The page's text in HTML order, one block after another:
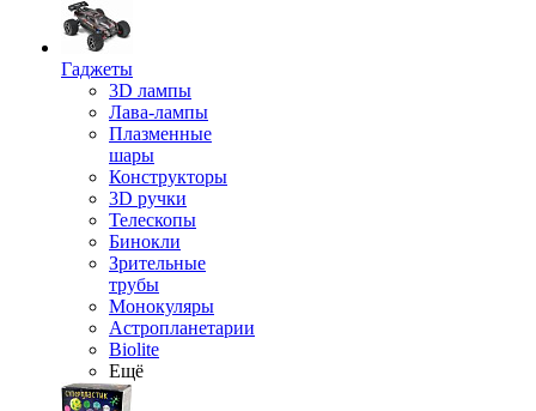
Гаджеты
3D лампы
Лава-лампы
Плазменные
шары
Конструкторы
3D ручки
Телескопы
Бинокли
Зрительные
трубы
Монокуляры
Астропланетарии
Biolite
Ещё